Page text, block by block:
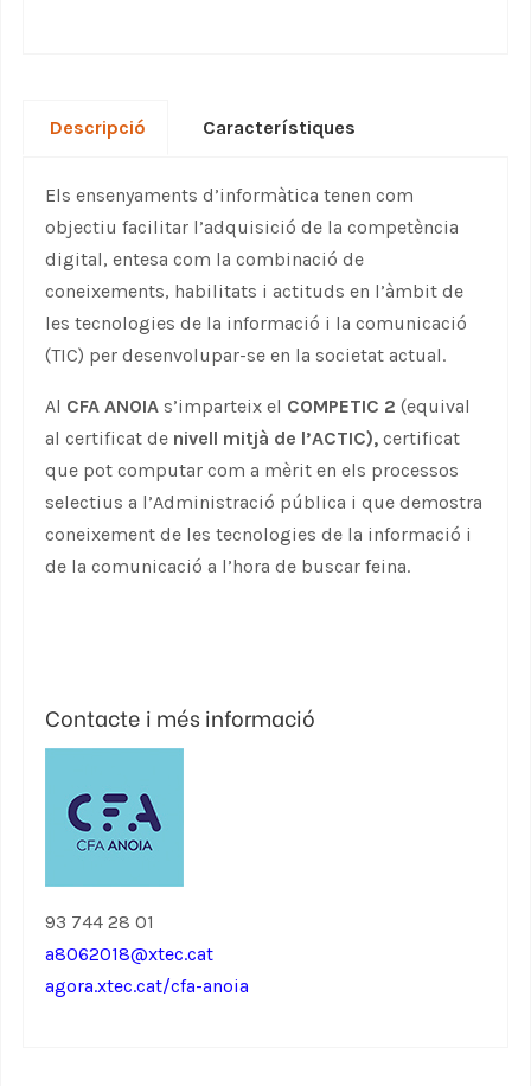
Descripció Característiques
Els ensenyaments d’informàtica tenen com
objectiu facilitar l’adquisició de la competència
digital, entesa com la combinació de
coneixements, habilitats i actituds en l’àmbit de
les tecnologies de la informació i la comunicació
(TIC) per desenvolupar-se en la societat actual.
Al CFA ANOIA s’imparteix el COMPETIC 2 (equival
al certificat de nivell mitjà de l’ACTIC), certificat
que pot computar com a mèrit en els processos
selectius a l’Administració pública i que demostra
coneixement de les tecnologies de la informació i
de la comunicació a l’hora de buscar feina.
Contacte i més informació
93 744 28 01
a8062018@xtec.cat
agora.xtec.cat/cfa-anoia